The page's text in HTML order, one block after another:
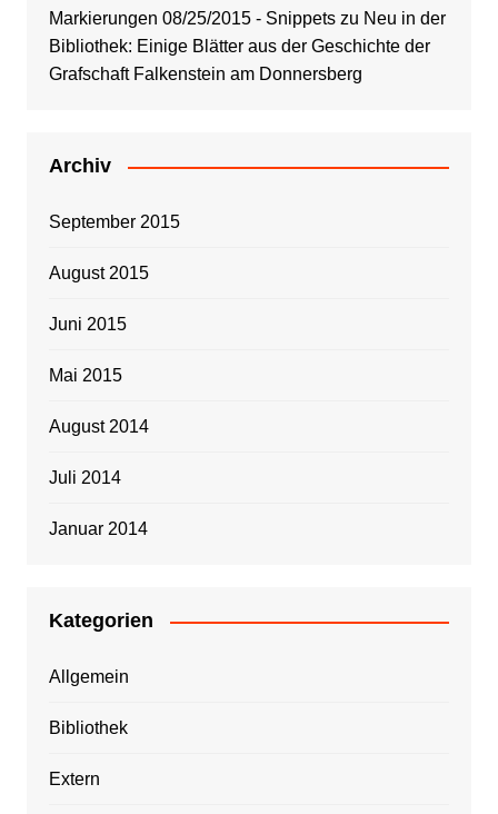
Markierungen 08/25/2015 - Snippetszu Neu in der
Bibliothek: Einige Blätter aus der Geschichte der
Grafschaft Falkenstein am Donnersberg
Archiv
September 2015
August 2015
Juni 2015
Mai 2015
August 2014
Juli 2014
Januar 2014
Kategorien
Allgemein
Bibliothek
Extern